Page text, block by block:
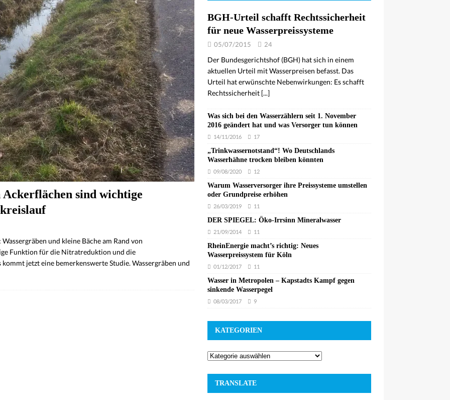
sind wichtige
und kleine Bäche am Rand von
Funktion für die Nitratreduktion und die
jetzt eine bemerkenswerte Studie. Wassergräben und
BGH-Urteil schafft Rechtssicherheit
für neue Wasserpreissysteme
05/07/2015 24
Der Bundesgerichtshof (BGH) hat sich in einem
aktuellen Urteil mit Wasserpreisen befasst. Das
Urteil hat erwünschte Nebenwirkungen: Es schafft
Rechtssicherheit [...]
Was sich bei den Wasserzählern seit 1. November
2016 geändert hat und was Versorger tun können
14/11/2016 17
„Trinkwassernotstand“! Wo Deutschlands
Wasserhähne trocken bleiben könnten
09/08/2020 12
Warum Wasserversorger ihre Preissysteme umstellen
oder Grundpreise erhöhen
26/03/2019 11
DER SPIEGEL: Öko-Irrsinn Mineralwasser
21/09/2014 11
RheinEnergie macht’s richtig: Neues
Wasserpreissystem für Köln
01/12/2017 11
Wasser in Metropolen – Kapstadts Kampf gegen
sinkende Wasserpegel
08/03/2017 9
KATEGORIEN
TRANSLATE